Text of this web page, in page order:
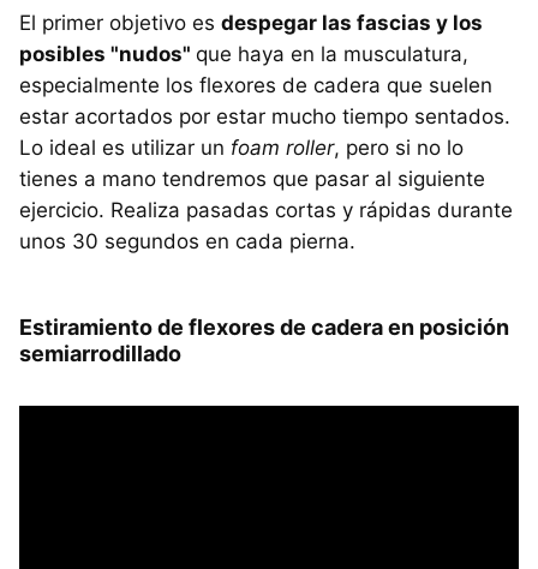
El primer objetivo es despegar las fascias y los
posibles "nudos" que haya en la musculatura,
especialmente los flexores de cadera que suelen
estar acortados por estar mucho tiempo sentados.
Lo ideal es utilizar un foam roller, pero si no lo
tienes a mano tendremos que pasar al siguiente
ejercicio. Realiza pasadas cortas y rápidas durante
unos 30 segundos en cada pierna.
Estiramiento de flexores de cadera en posición
semiarrodillado